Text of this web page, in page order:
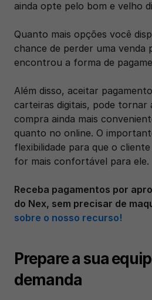
ainda opte pelo bom e velho
Quanto mais opções você
chance de perder uma venda
encontrou a forma de
Além disso, aceitar
carteiras digitais, pode tornar
compra ainda mais
quanto no online. O
flexibilidade para que o
for mais confortável para ele.
Receba pagamentos por
do Nex, sem precisar de
sobre o nosso recurso!
Prepare a sua
demanda